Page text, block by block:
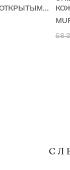
НОСОМ
58